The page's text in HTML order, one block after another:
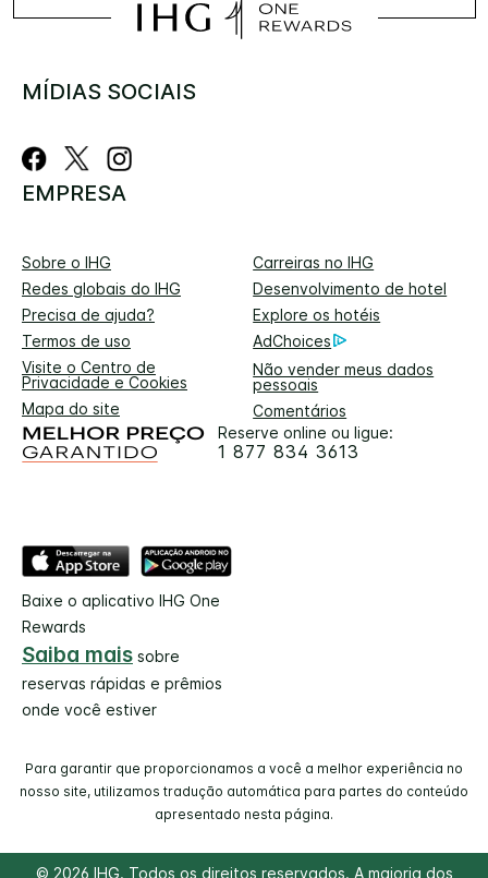
MÍDIAS SOCIAIS
EMPRESA
Sobre o IHG
Carreiras no IHG
Redes globais do IHG
Desenvolvimento de hotel
Precisa de ajuda?
Explore os hotéis
Termos de uso
AdChoices
Visite o Centro de
Privacidade e Cookies
Não vender meus dados
pessoais
Mapa do site
Comentários
Reserve online ou ligue:
1 877 834 3613
Baixe o aplicativo IHG One
Rewards
Saiba mais sobre
reservas rápidas e prêmios
onde você estiver
Para garantir que proporcionamos a você a melhor experiência no
nosso site, utilizamos tradução automática para partes do conteúdo
apresentado nesta página.
© 2026 IHG. Todos os direitos reservados. A maioria dos